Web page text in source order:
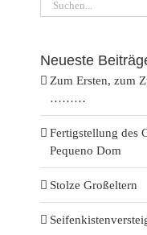
nach:
Neueste
Zum Ersten, zum
………
Fertigstellung des
Pequeno Dom
Stolze Großeltern